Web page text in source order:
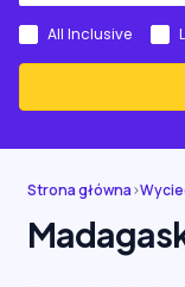
All Inclusive
Strona główna›